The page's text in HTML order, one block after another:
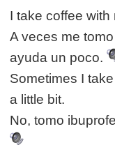
I take coffee with
A veces me
ayuda un poco.
Sometimes I
a little bit.
No, tomo